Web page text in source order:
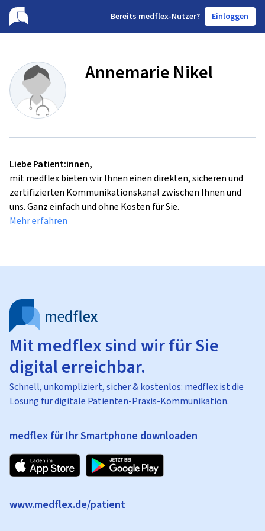
Bereits medflex-Nutzer? Einloggen
Annemarie Nikel
Liebe Patient:innen,
mit medflex bieten wir Ihnen einen direkten, sicheren und
zertifizierten Kommunikationskanal zwischen Ihnen und
uns. Ganz einfach und ohne Kosten für Sie.
Mehr erfahren
Mit medflex sind wir für Sie
digital erreichbar.
Schnell, unkompliziert, sicher & kostenlos: medflex ist die
Lösung für digitale Patienten-Praxis-Kommunikation.
medflex für Ihr Smartphone downloaden
www.medflex.de/patient